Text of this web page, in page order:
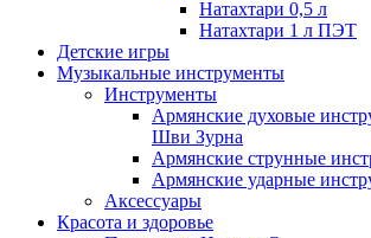
Натахтари 0,5 л
Натахтари 1 л ПЭТ
Детские игры
Музыкальные инструменты
Инструменты
Армянские духовые
Шви Зурна
Армянские струнные
Армянские ударные
Аксессуары
Красота и здоровье